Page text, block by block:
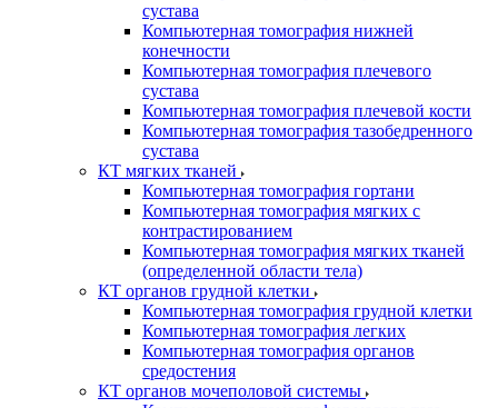
сустава
Компьютерная томография нижней
конечности
Компьютерная томография плечевого
сустава
Компьютерная томография плечевой кости
Компьютерная томография тазобедренного
сустава
КТ мягких тканей
Компьютерная томография гортани
Компьютерная томография мягких с
контрастированием
Компьютерная томография мягких тканей
(определенной области тела)
КТ органов грудной клетки
Компьютерная томография грудной клетки
Компьютерная томография легких
Компьютерная томография органов
средостения
КТ органов мочеполовой системы